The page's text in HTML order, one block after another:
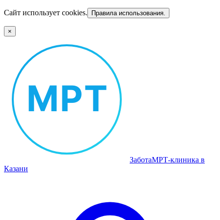
Сайт использует cookies. Правила использования.
×
ЗаботаМРТ‑клиника в
Казани